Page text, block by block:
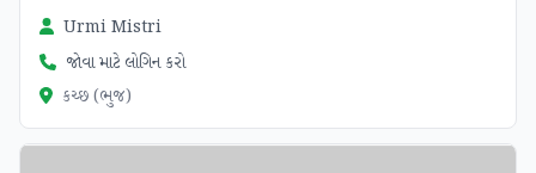
Urmi Mistri
જોવા માટે લોગિન કરો
કચ્છ (ભુજ)